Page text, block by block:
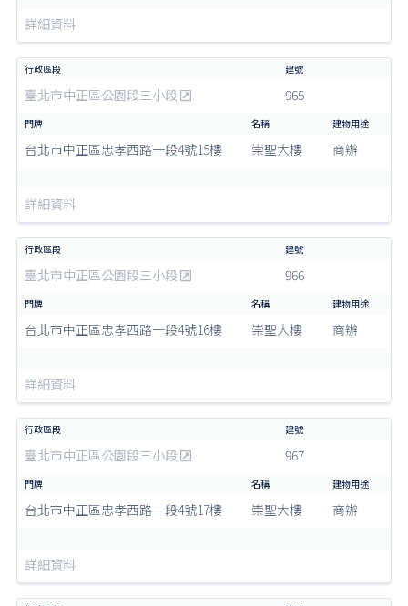
詳細資料
臺北市中正區公園段三小段 965
台北市中正區忠孝西路一段4號15樓 崇聖大樓 商辦
詳細資料
臺北市中正區公園段三小段 966
台北市中正區忠孝西路一段4號16樓 崇聖大樓 商辦
詳細資料
臺北市中正區公園段三小段 967
台北市中正區忠孝西路一段4號17樓 崇聖大樓 商辦
詳細資料